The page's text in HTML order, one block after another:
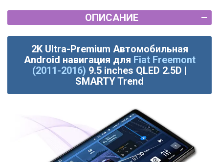
ОПИСАНИЕ
2K Ultra-Premium Автомобильная
Android навигация для Fiat Freemont
(2011-2016) 9.5 inches QLED 2.5D |
SMARTY Trend